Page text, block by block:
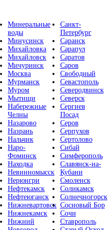
Минеральные
воды
Минусинск
Михайловка
Михайловск
Мичуринск
Москва
Мурманск
Муром
Мытищи
Набережные
Челны
Назарово
Назрань
Нальчик
Наро-
Фоминск
Находка
Невинномысск
Нерюнгри
Нефтекамск
Нефтеюганск
Нижневартовск
Нижнекамск
Нижний
Санкт-
Петербург
Саранск
Сарапул
Саратов
Саров
Свободный
Севастополь
Северодвинск
Северск
Сергиев
Посад
Серов
Серпухов
Сертолово
Сибай
Симферополь
Славянск-на-
Кубани
Смоленск
Соликамск
Солнечногорск
Сосновый Бор
Сочи
Ставрополь